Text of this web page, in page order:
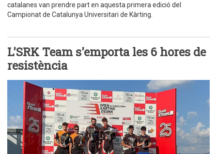
catalanes van prendre part en aquesta primera edició del
Campionat de Catalunya Universitari de Kàrting.
L'SRK Team s'emporta les 6 hores de
resistència